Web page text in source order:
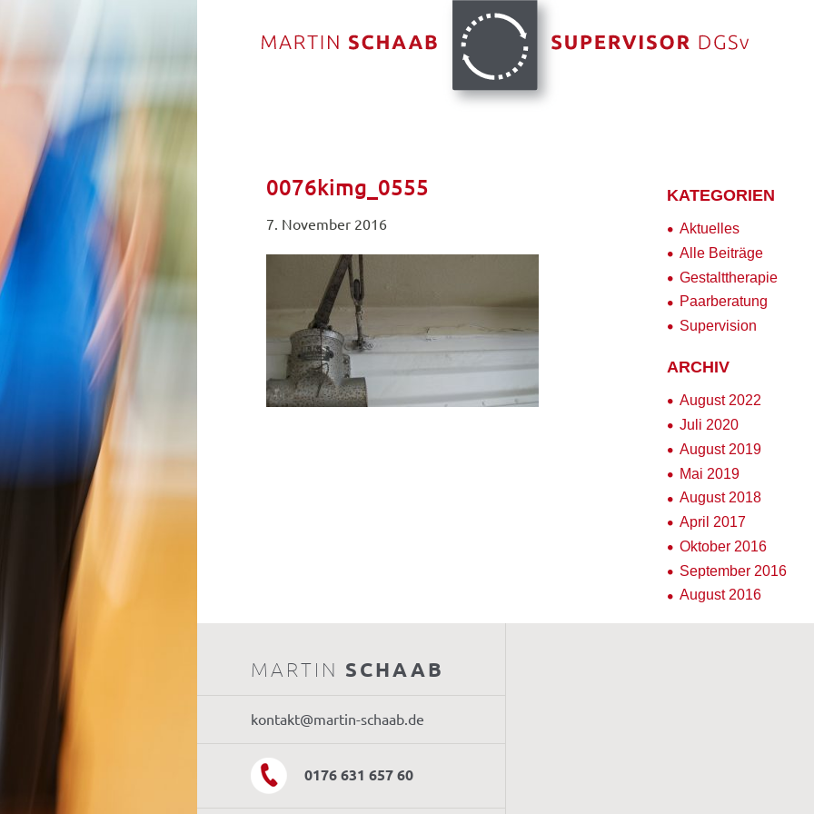
0076kimg_0555
7. November 2016
KATEGORIEN
Aktuelles
Alle Beiträge
Gestalttherapie
Paarberatung
Supervision
ARCHIV
August 2022
Juli 2020
August 2019
Mai 2019
August 2018
April 2017
Oktober 2016
September 2016
August 2016
MARTIN SCHAAB
kontakt@martin-schaab.de
0176 631 657 60